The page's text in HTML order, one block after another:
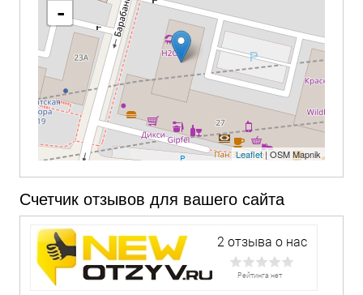
-
Leaflet| OSM Mapnik
Счетчик отзывов для вашего сайта